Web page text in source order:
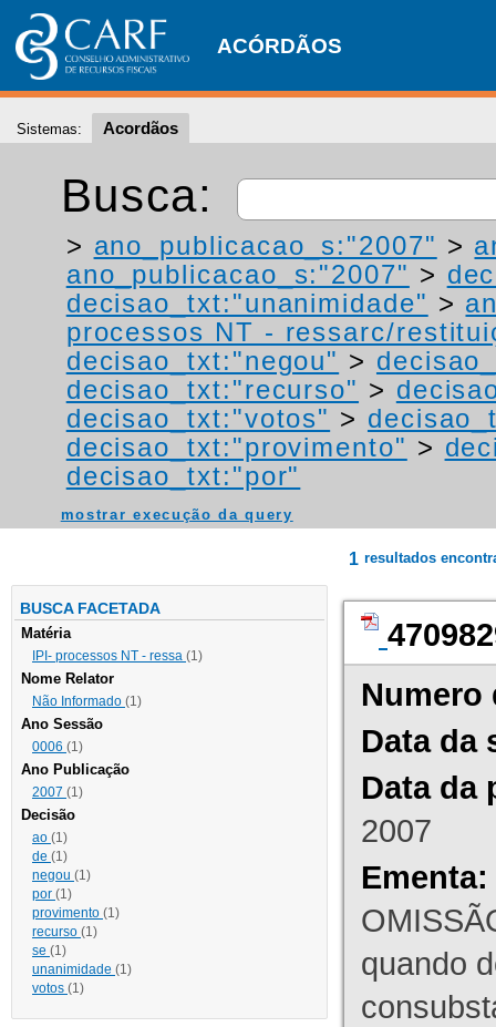
ACÓRDÃOS
Sistemas: Acordãos
Busca:
> ano_publicacao_s:"2007" >
ano_publicacao_s:"2007" >
decisao_txt:"unanimidade" >
processos NT - ressarc/
decisao_txt:"negou" >
decisao_txt:"recurso" >
decisao_txt:"votos" >
decisao_txt:"provimento" >
decisao_txt:"por"
mostrar execução da query
BUSCA FACETADA
Matéria
IPI- processos NT - ressa (1)
Nome Relator
Não Informado (1)
Ano Sessão
0006 (1)
Ano Publicação
2007 (1)
Decisão
ao (1)
de (1)
negou (1)
por (1)
provimento (1)
recurso (1)
se (1)
unanimidade (1)
votos (1)
1 resultados
Numero
Data da
Data da
2007
Ementa:
quando